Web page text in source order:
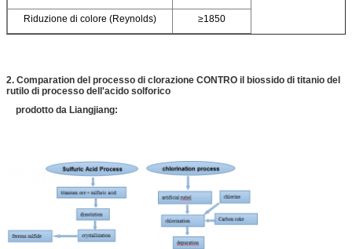
Riduzione di colore (Reynolds) ≥1850
2. Comparation del processo di clorazione CONTRO il biossido di titanio del
rutilo di processo dell'acido solforico
prodotto da Liangjiang: